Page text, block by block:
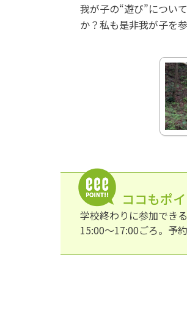
我が子の“遊び”につい
か？私も是非我が子を
ココもポイ
学校終わりに参加でき
15:00〜17:00ごろ。予